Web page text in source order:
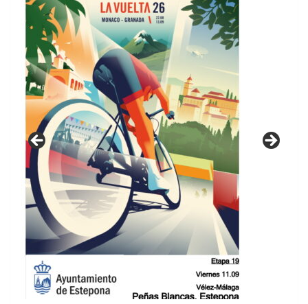
GUIA DE INSTALACIONES DEPORTIVAS